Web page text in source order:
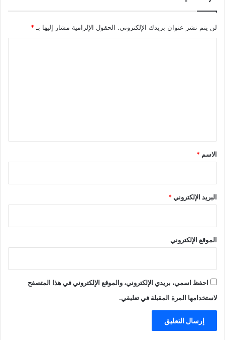
لن يتم نشر عنوان بريدك الإلكتروني. الحقول الإلزامية مشار إليها بـ *
*
الاسم *
البريد الإلكتروني*
الموقع الإلكتروني
احفظ اسمي، بريدي الإلكتروني، والموقع الإلكتروني في هذا المتصفح
لاستخدامها المرة المقبلة في تعليقي.